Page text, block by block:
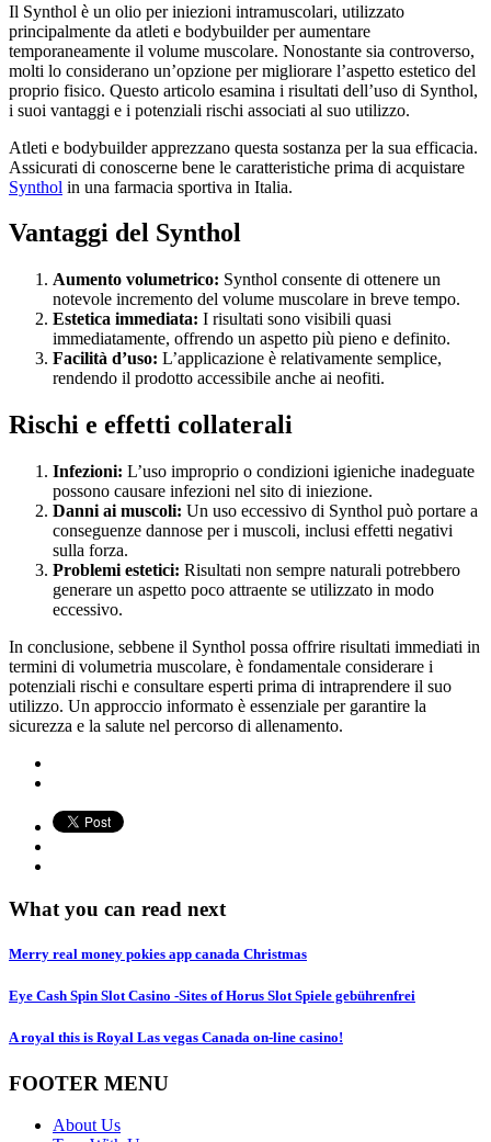
Il Synthol è un olio per iniezioni intramuscolari, utilizzato
principalmente da atleti e bodybuilder per aumentare
temporaneamente il volume muscolare. Nonostante sia controverso,
molti lo considerano un’opzione per migliorare l’aspetto estetico del
proprio fisico. Questo articolo esamina i risultati dell’uso di Synthol,
i suoi vantaggi e i potenziali rischi associati al suo utilizzo.
Atleti e bodybuilder apprezzano questa sostanza per la sua efficacia.
Assicurati di conoscerne bene le caratteristiche prima di acquistare
Synthol in una farmacia sportiva in Italia.
Vantaggi del Synthol
Aumento volumetrico: Synthol consente di ottenere un
notevole incremento del volume muscolare in breve tempo.
Estetica immediata: I risultati sono visibili quasi
immediatamente, offrendo un aspetto più pieno e definito.
Facilità d’uso: L’applicazione è relativamente semplice,
rendendo il prodotto accessibile anche ai neofiti.
Rischi e effetti collaterali
Infezioni: L’uso improprio o condizioni igieniche inadeguate
possono causare infezioni nel sito di iniezione.
Danni ai muscoli: Un uso eccessivo di Synthol può portare a
conseguenze dannose per i muscoli, inclusi effetti negativi
sulla forza.
Problemi estetici: Risultati non sempre naturali potrebbero
generare un aspetto poco attraente se utilizzato in modo
eccessivo.
In conclusione, sebbene il Synthol possa offrire risultati immediati in
termini di volumetria muscolare, è fondamentale considerare i
potenziali rischi e consultare esperti prima di intraprendere il suo
utilizzo. Un approccio informato è essenziale per garantire la
sicurezza e la salute nel percorso di allenamento.
What you can read next
Merry real money pokies app canada Christmas
Eye Cash Spin Slot Casino -Sites of Horus Slot Spiele gebührenfrei
A royal this is Royal Las vegas Canada on-line casino!
FOOTER MENU
About Us